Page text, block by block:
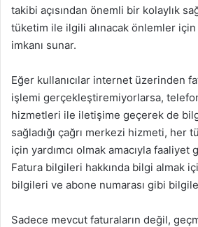
takibi açısından önemli bir kolaylık
tüketim ile ilgili alınacak önlemler
imkanı sunar.
Eğer kullanıcılar internet üzerinden
işlemi gerçekleştiremiyorlarsa,
hizmetleri ile iletişime geçerek de
sağladığı çağrı merkezi hizmeti, her
için yardımcı olmak amacıyla faaliyet
Fatura bilgileri hakkında bilgi almak
bilgileri ve abone numarası gibi
Sadece mevcut faturaların değil,